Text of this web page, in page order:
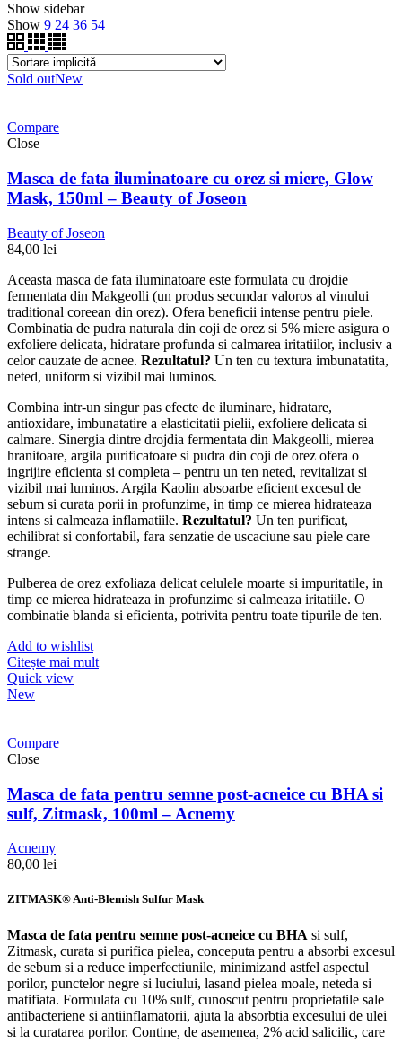
Show sidebar
Show 9 24 36 54
Sold outNew
Compare
Close
Masca de fata iluminatoare cu orez si miere, Glow
Mask, 150ml – Beauty of Joseon
Beauty of Joseon
84,00 lei
Aceasta masca de fata iluminatoare este formulata cu drojdie
fermentata din Makgeolli (un produs secundar valoros al vinului
traditional coreean din orez). Ofera beneficii intense pentru piele.
Combinatia de pudra naturala din coji de orez si 5% miere asigura o
exfoliere delicata, hidratare profunda si calmarea iritatiilor, inclusiv a
celor cauzate de acnee. Rezultatul? Un ten cu textura imbunatatita,
neted, uniform si vizibil mai luminos.
Combina intr-un singur pas efecte de iluminare, hidratare,
antioxidare, imbunatatire a elasticitatii pielii, exfoliere delicata si
calmare. Sinergia dintre drojdia fermentata din Makgeolli, mierea
hranitoare, argila purificatoare si pudra din coji de orez ofera o
ingrijire eficienta si completa – pentru un ten neted, revitalizat si
vizibil mai luminos. Argila Kaolin absoarbe eficient excesul de
sebum si curata porii in profunzime, in timp ce mierea hidrateaza
intens si calmeaza inflamatiile. Rezultatul? Un ten purificat,
echilibrat si confortabil, fara senzatie de uscaciune sau piele care
strange.
Pulberea de orez exfoliaza delicat celulele moarte si impuritatile, in
timp ce mierea hidrateaza in profunzime si calmeaza iritatiile. O
combinatie blanda si eficienta, potrivita pentru toate tipurile de ten.
Add to wishlist
Citește mai mult
Quick view
New
Compare
Close
Masca de fata pentru semne post-acneice cu BHA si
sulf, Zitmask, 100ml – Acnemy
Acnemy
80,00 lei
ZITMASK® Anti-Blemish Sulfur Mask
Masca de fata pentru semne post-acneice cu BHA si sulf,
Zitmask, curata si purifica pielea, conceputa pentru a absorbi excesul
de sebum si a reduce imperfectiunile, minimizand astfel aspectul
porilor, punctelor negre si luciului, lasand pielea moale, neteda si
matifiata. Formulata cu 10% sulf, cunoscut pentru proprietatile sale
antibacteriene si antiinflamatorii, ajuta la absorbtia excesului de ulei
si la curatarea porilor. Contine, de asemenea, 2% acid salicilic, care